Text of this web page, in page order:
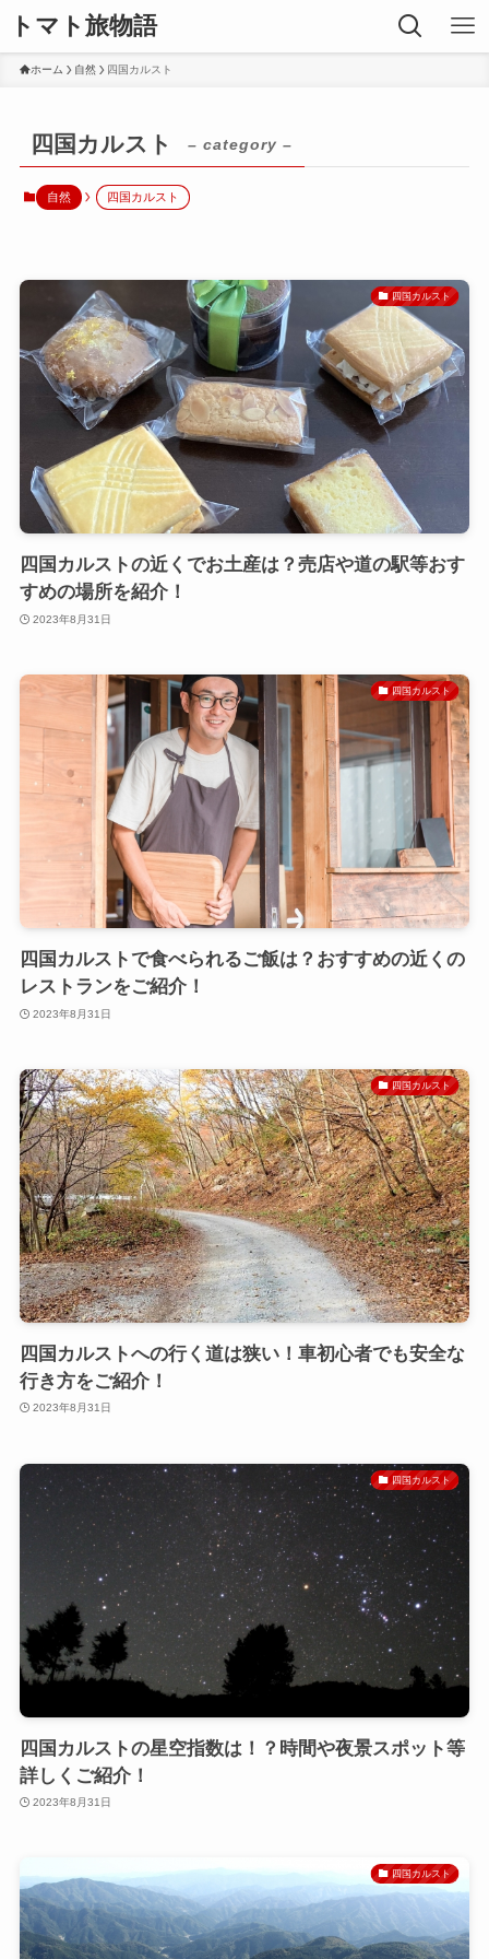
トマト旅物語
ホーム 自然 四国カルスト
四国カルスト – category –
自然 四国カルスト
四国カルスト
四国カルストの近くでお土産は？売店や道の駅等おす
すめの場所を紹介！
2023年8月31日
四国カルスト
四国カルストで食べられるご飯は？おすすめの近くの
レストランをご紹介！
2023年8月31日
四国カルスト
四国カルストへの行く道は狭い！車初心者でも安全な
行き方をご紹介！
2023年8月31日
四国カルスト
四国カルストの星空指数は！？時間や夜景スポット等
詳しくご紹介！
2023年8月31日
四国カルスト